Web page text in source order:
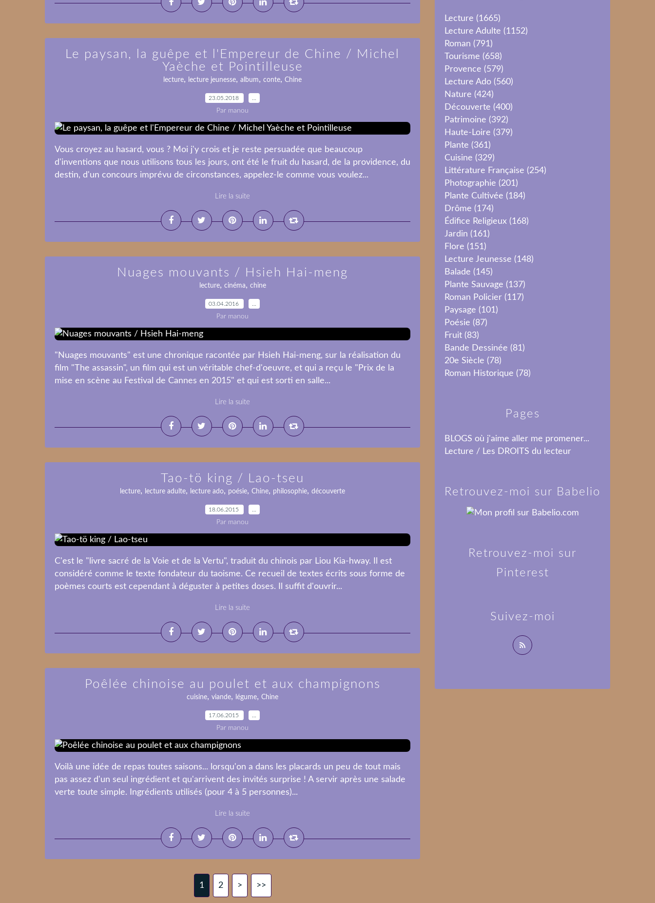
Le paysan, la guêpe et l'Empereur de Chine / Michel
Yaèche et Pointilleuse
lecture, lecture jeunesse, album, conte, Chine
23.05.2018
Par manou
Vous croyez au hasard, vous ? Moi j'y crois et je reste persuadée que beaucoup
d'inventions que nous utilisons tous les jours, ont été le fruit du hasard, de la providence, du
destin, d'un concours imprévu de circonstances, appelez-le comme vous voulez...
Lire la suite
Nuages mouvants / Hsieh Hai-meng
lecture, cinéma, chine
03.04.2016
Par manou
"Nuages mouvants" est une chronique racontée par Hsieh Hai-meng, sur la réalisation du
film "The assassin", un film qui est un véritable chef-d'oeuvre, et qui a reçu le "Prix de la
mise en scène au Festival de Cannes en 2015" et qui est sorti en salle...
Lire la suite
Tao-tö king / Lao-tseu
lecture, lecture adulte, lecture ado, poésie, Chine, philosophie, découverte
18.06.2015
Par manou
C'est le "livre sacré de la Voie et de la Vertu", traduit du chinois par Liou Kia-hway. Il est
considéré comme le texte fondateur du taoisme. Ce recueil de textes écrits sous forme de
poèmes courts est cependant à déguster à petites doses. Il suffit d'ouvrir...
Lire la suite
Poêlée chinoise au poulet et aux champignons
cuisine, viande, légume, Chine
17.06.2015
Par manou
Voilà une idée de repas toutes saisons... lorsqu'on a dans les placards un peu de tout mais
pas assez d'un seul ingrédient et qu'arrivent des invités surprise ! A servir après une salade
verte toute simple. Ingrédients utilisés (pour 4 à 5 personnes)...
Lire la suite
1 2 > >>
Lecture (1665)
Lecture Adulte (1152)
Roman (791)
Tourisme (658)
Provence (579)
Lecture Ado (560)
Nature (424)
Découverte (400)
Patrimoine (392)
Haute-Loire (379)
Plante (361)
Cuisine (329)
Littérature Française (254)
Photographie (201)
Plante Cultivée (184)
Drôme (174)
Édifice Religieux (168)
Jardin (161)
Flore (151)
Lecture Jeunesse (148)
Balade (145)
Plante Sauvage (137)
Roman Policier (117)
Paysage (101)
Poésie (87)
Fruit (83)
Bande Dessinée (81)
20e Siècle (78)
Roman Historique (78)
Pages
BLOGS où j'aime aller me promener...
Lecture / Les DROITS du lecteur
Suivez-moi
Retrouvez-moi sur Babelio
Retrouvez-moi sur
Pinterest